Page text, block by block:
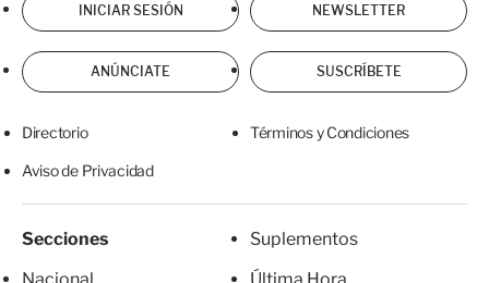
INICIAR SESIÓN NEWSLETTER
ANÚNCIATE SUSCRÍBETE
Directorio Términos y Condiciones
Aviso de Privacidad
Secciones
Nacional
Suplementos
Última Hora